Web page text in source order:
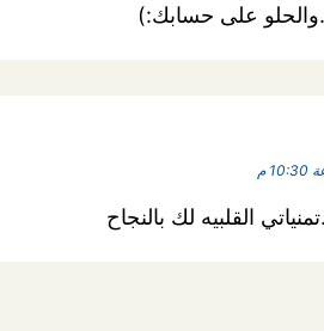
..والحلو على حسابك:)
القلبيه لك بالنجاح